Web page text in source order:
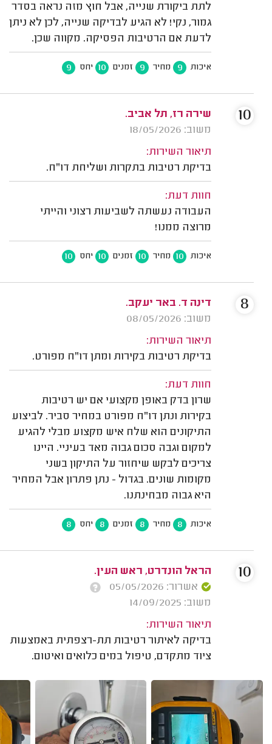
לתת ביקורת שנייה, אבל חוץ מזה נראה בסדר
גמור, נקי! לא הגיע לבדיקה שנייה, לכן לא ניתן
לדעת אם הרטיבות הפסיקה. מקווה שכן.
איכות 9 מחיר 9 זמנים 10 יחס 9
שירה רז, תל אביב.
משוב: 18/05/2026
תיאור השירות:
בדיקת רטיבות בתקרות ושליחת דו"ח.
חוות דעת:
העבודה נעשתה לשביעות רצוני והייתי
מרוצה ממנו!
איכות 10 מחיר 10 זמנים 10 יחס 10
10
דינה ד. באר יעקב.
משוב: 08/05/2026
תיאור השירות:
בדיקת רטיבות בקירות ומתן דו"ח מפורט.
חוות דעת:
שרון בדק באופן מקצועי אם יש רטיבות
בקירות ונתן דו"ח מפורט במחיר סביר. לביצוע
התיקונים הוא שלח איש מקצוע מבלי להגיע
למקום וגבה סכום גבוה מאד בעיניי. היינו
צריכים לבקש שיחזור על התיקון בשני
מקומות שונים. בגדול - נתן פתרון אבל המחיר
היא גבוה מבחינתנו.
איכות 8 מחיר 8 זמנים 8 יחס 8
8
הראל הונדרט, ראש העין.
אשרור: 05/05/2026
משוב: 14/09/2025
תיאור השירות:
בדיקה לאיתור רטיבות תת-רצפתית באמצעות
ציוד מתקדם, טיפול במים כלואים ואיטום.
10